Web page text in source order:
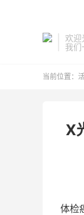
欢迎
我们
当前位置：
X
体检